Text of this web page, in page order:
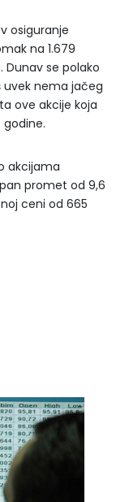
osiguranje
na 1.679
Dunav se polako
uvek nema jačeg
ove akcije koja
akcijama
promet od 9,6
ceni od 665